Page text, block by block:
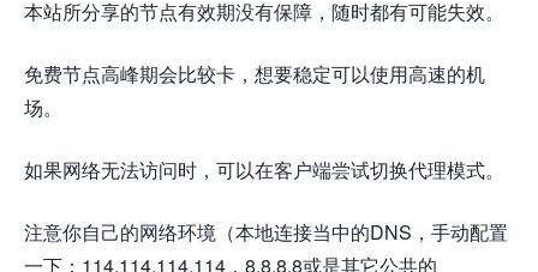
本站所分享的节点有效期没有保障，随时都有可能失效。
免费节点高峰期会比较卡，想要稳定可以使用高速的机
场。
如果网络无法访问时，可以在客户端尝试切换代理模式。
注意你自己的网络环境（本地连接当中的DNS，手动配置
一下：114.114.114.114，8.8.8.8或是其它公共的